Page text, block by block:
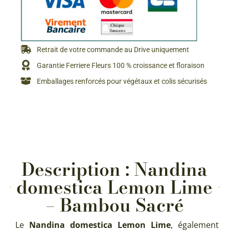
Retrait de votre commande au Drive uniquement
Garantie Ferriere Fleurs 100 % croissance et floraison
Emballages renforcés pour végétaux et colis sécurisés
Description : Nandina
domestica Lemon Lime
– Bambou Sacré
Le Nandina domestica Lemon Lime, également